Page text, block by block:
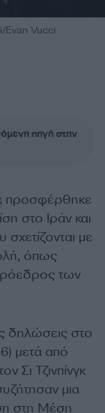
Evan Vucci
πηγή στην
προσφέρθηκε
στο Ιράν και
με
όπως
των
δηλώσεις στο
μετά από
Σι Τζινπίνγκ
μια
στη Μέση